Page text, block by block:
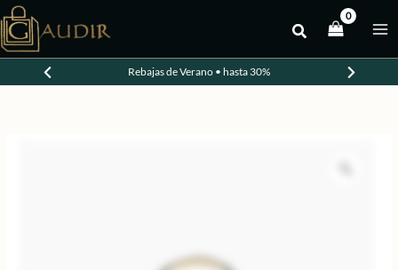
al
contenido
Rebajas de Verano • hasta 30%
-30%